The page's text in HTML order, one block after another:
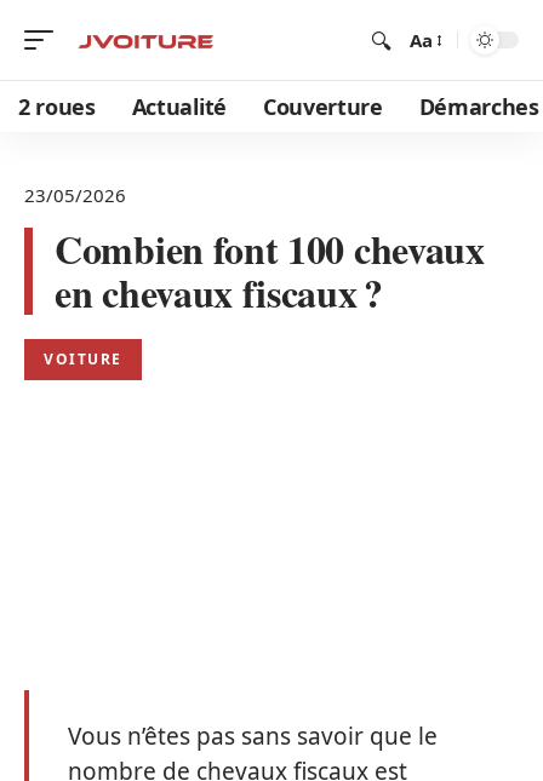
Aa
2 roues Actualité Couverture Démarches
23/05/2026
Combien font 100 chevaux
en chevaux fiscaux ?
VOITURE
Vous n’êtes pas sans savoir que le
nombre de chevaux fiscaux est